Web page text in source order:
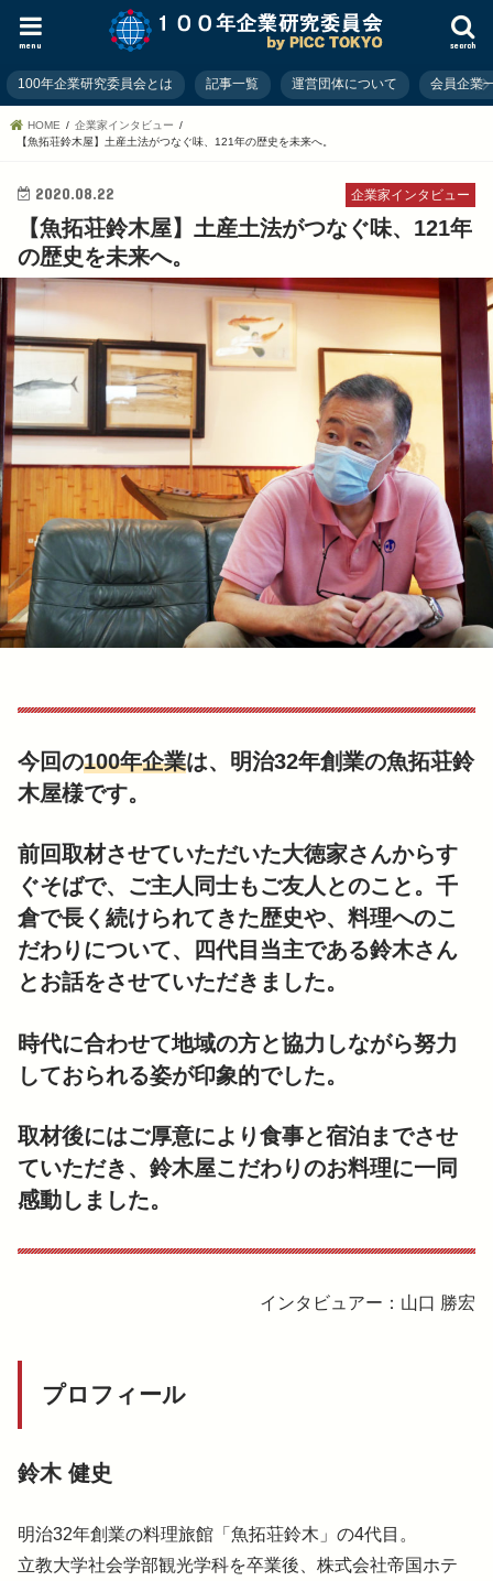
search
menu
100年企業研究委員会とは 記事一覧 運営団体について 会員企業
HOME
企業家インタビュー
【魚拓荘鈴木屋】土産土法がつなぐ味、121年の歴史を未来へ。
企業家インタビュー
2020.08.22
【魚拓荘鈴木屋】土産土法がつなぐ味、121年
の歴史を未来へ。
今回の100年企業は、明治32年創業の魚拓荘鈴
木屋様です。
前回取材させていただいた大徳家さんからす
ぐそばで、ご主人同士もご友人とのこと。千
倉で長く続けられてきた歴史や、料理へのこ
だわりについて、四代目当主である鈴木さん
とお話をさせていただきました。
時代に合わせて地域の方と協力しながら努力
しておられる姿が印象的でした。
取材後にはご厚意により食事と宿泊までさせ
ていただき、鈴木屋こだわりのお料理に一同
感動しました。
インタビュアー：山口 勝宏
プロフィール
鈴木 健史
明治32年創業の料理旅館「魚拓荘鈴木」の4代目。
立教大学社会学部観光学科を卒業後、株式会社帝国ホテ